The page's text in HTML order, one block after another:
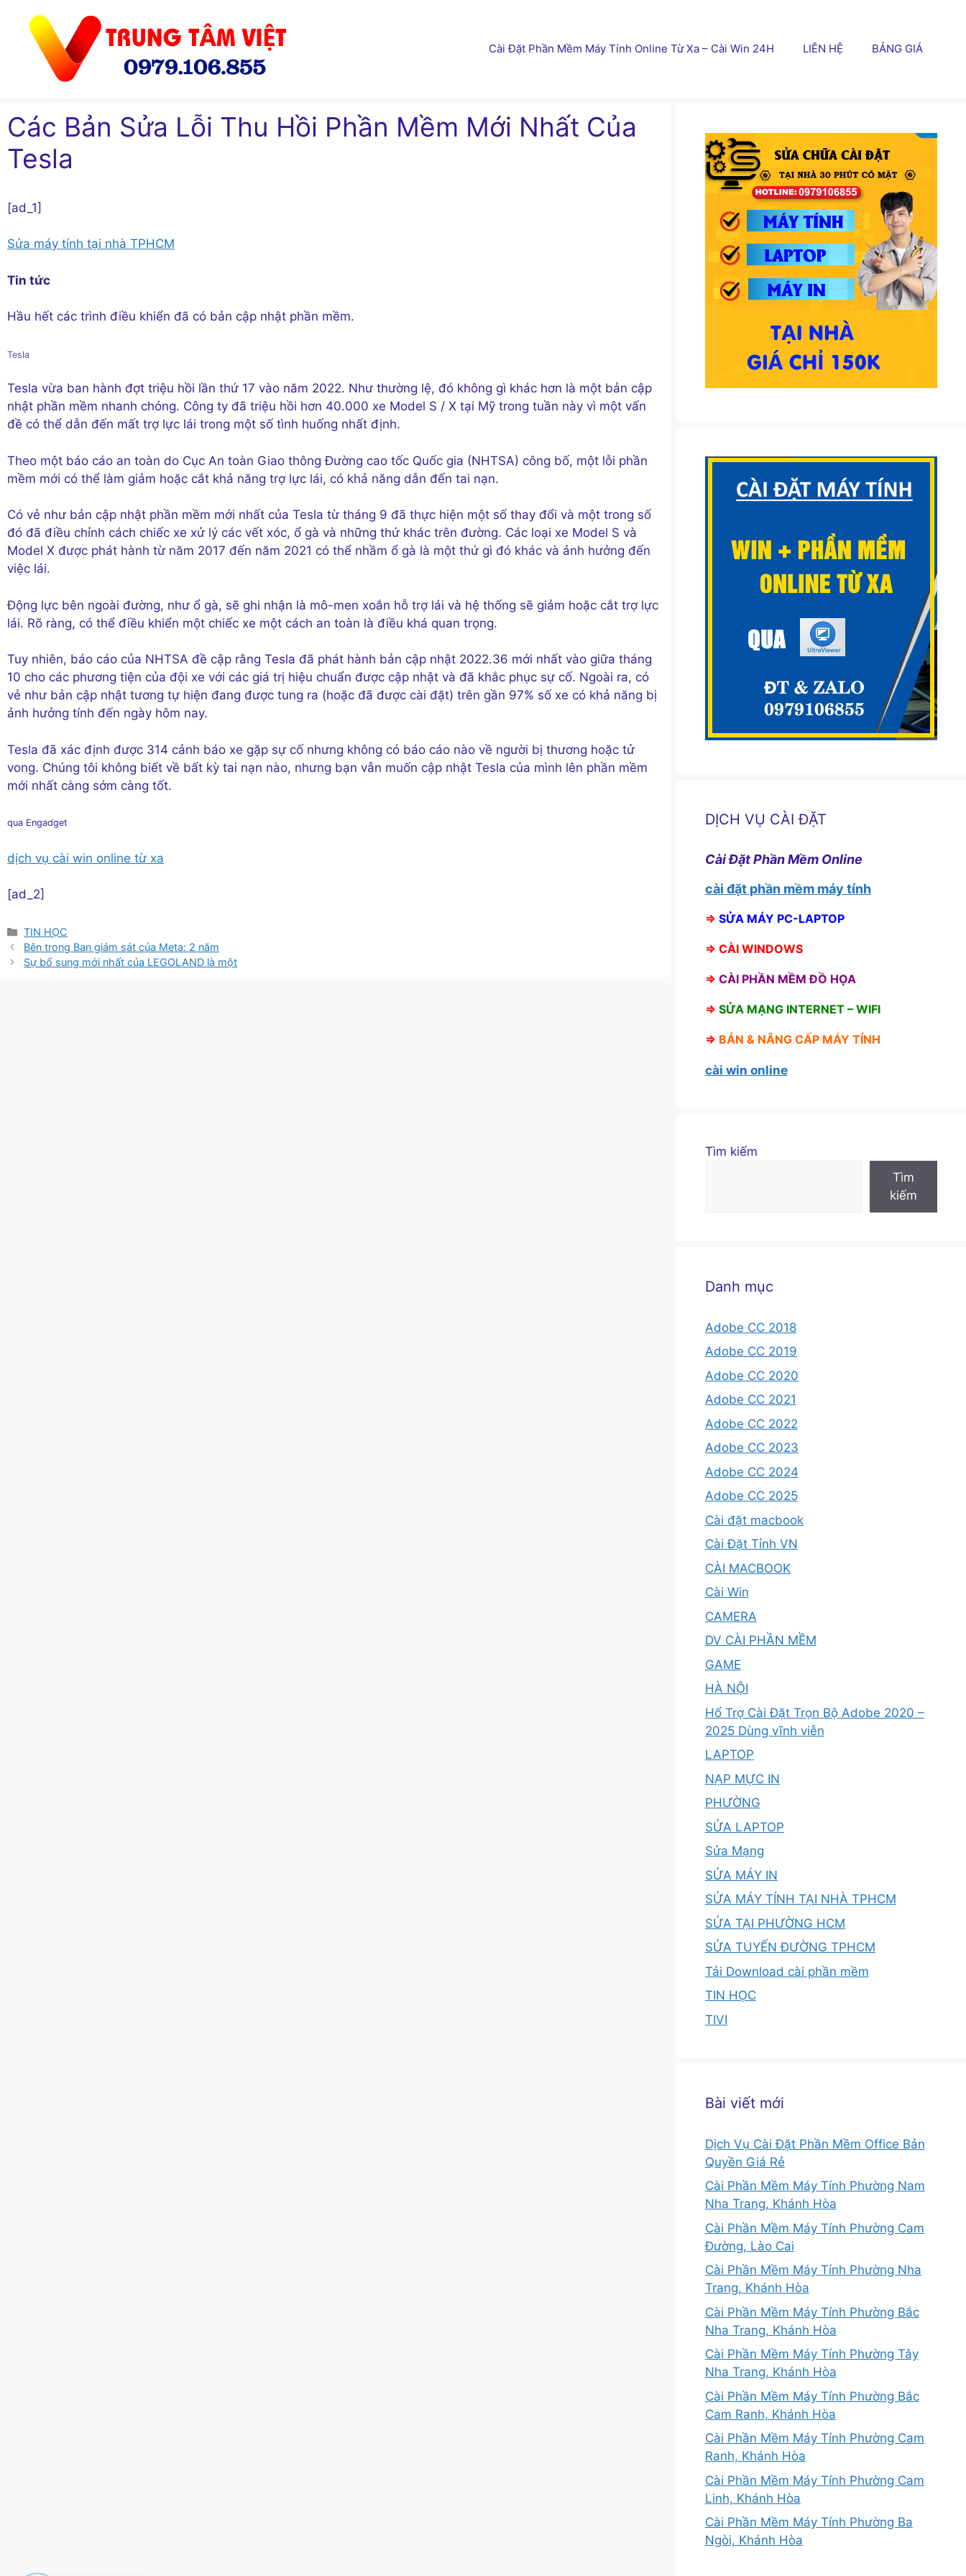
Cài Đặt Phần Mềm Máy Tính Online Từ Xa – Cài Win 24H LIÊN HỆ BẢNG GIÁ
Các Bản Sửa Lỗi Thu Hồi Phần Mềm Mới Nhất Của
Tesla
[ad_1]
Sửa máy tính tại nhà TPHCM
Tin tức
Hầu hết các trình điều khiển đã có bản cập nhật phần mềm.
Tesla
Tesla vừa ban hành đợt triệu hồi lần thứ 17 vào năm 2022. Như thường lệ, đó không gì khác hơn là một bản cập
nhật phần mềm nhanh chóng. Công ty đã triệu hồi hơn 40.000 xe Model S / X tại Mỹ trong tuần này vì một vấn
đề có thể dẫn đến mất trợ lực lái trong một số tình huống nhất định.
Theo một báo cáo an toàn do Cục An toàn Giao thông Đường cao tốc Quốc gia (NHTSA) công bố, một lỗi phần
mềm mới có thể làm giảm hoặc cắt khả năng trợ lực lái, có khả năng dẫn đến tai nạn.
Có vẻ như bản cập nhật phần mềm mới nhất của Tesla từ tháng 9 đã thực hiện một số thay đổi và một trong số
đó đã điều chỉnh cách chiếc xe xử lý các vết xóc, ổ gà và những thứ khác trên đường. Các loại xe Model S và
Model X được phát hành từ năm 2017 đến năm 2021 có thể nhầm ổ gà là một thứ gì đó khác và ảnh hưởng đến
việc lái.
Động lực bên ngoài đường, như ổ gà, sẽ ghi nhận là mô-men xoắn hỗ trợ lái và hệ thống sẽ giảm hoặc cắt trợ lực
lái. Rõ ràng, có thể điều khiển một chiếc xe một cách an toàn là điều khá quan trọng.
Tuy nhiên, báo cáo của NHTSA đề cập rằng Tesla đã phát hành bản cập nhật 2022.36 mới nhất vào giữa tháng
10 cho các phương tiện của đội xe với các giá trị hiệu chuẩn được cập nhật và đã khắc phục sự cố. Ngoài ra, có
vẻ như bản cập nhật tương tự hiện đang được tung ra (hoặc đã được cài đặt) trên gần 97% số xe có khả năng bị
ảnh hưởng tính đến ngày hôm nay.
Tesla đã xác định được 314 cảnh báo xe gặp sự cố nhưng không có báo cáo nào về người bị thương hoặc tử
vong. Chúng tôi không biết về bất kỳ tai nạn nào, nhưng bạn vẫn muốn cập nhật Tesla của mình lên phần mềm
mới nhất càng sớm càng tốt.
qua Engadget
dịch vụ cài win online từ xa
[ad_2]
Danh
mục
TIN HỌC
Bên trong Ban giám sát của Meta: 2 năm
Sự bổ sung mới nhất của LEGOLAND là một
DỊCH VỤ CÀI ĐẶT
Cài Đặt Phần Mềm Online
cài đặt phần mềm máy tính
⇒ SỬA MÁY PC-LAPTOP
⇒ CÀI WINDOWS
⇒ CÀI PHẦN MỀM ĐỒ HỌA
⇒ SỬA MẠNG INTERNET – WIFI
⇒ BÁN & NÂNG CẤP MÁY TÍNH
cài win online
Tìm kiếm
Tìm
kiếm
Danh mục
Adobe CC 2018
Adobe CC 2019
Adobe CC 2020
Adobe CC 2021
Adobe CC 2022
Adobe CC 2023
Adobe CC 2024
Adobe CC 2025
Cài đặt macbook
Cài Đặt Tỉnh VN
CÀI MACBOOK
Cài Win
CAMERA
DV CÀI PHẦN MỀM
GAME
HÀ NỘI
Hổ Trợ Cài Đặt Trọn Bộ Adobe 2020 –
2025 Dùng vĩnh viễn
LAPTOP
NẠP MỰC IN
PHƯỜNG
SỬA LAPTOP
Sửa Mạng
SỬA MÁY IN
SỬA MÁY TÍNH TẠI NHÀ TPHCM
SỬA TẠI PHƯỜNG HCM
SỬA TUYẾN ĐƯỜNG TPHCM
Tải Download cài phần mềm
TIN HỌC
TIVI
Bài viết mới
Dịch Vụ Cài Đặt Phần Mềm Office Bản
Quyền Giá Rẻ
Cài Phần Mềm Máy Tính Phường Nam
Nha Trang, Khánh Hòa
Cài Phần Mềm Máy Tính Phường Cam
Đường, Lào Cai
Cài Phần Mềm Máy Tính Phường Nha
Trang, Khánh Hòa
Cài Phần Mềm Máy Tính Phường Bắc
Nha Trang, Khánh Hòa
Cài Phần Mềm Máy Tính Phường Tây
Nha Trang, Khánh Hòa
Cài Phần Mềm Máy Tính Phường Bắc
Cam Ranh, Khánh Hòa
Cài Phần Mềm Máy Tính Phường Cam
Ranh, Khánh Hòa
Cài Phần Mềm Máy Tính Phường Cam
Linh, Khánh Hòa
Cài Phần Mềm Máy Tính Phường Ba
Ngòi, Khánh Hòa